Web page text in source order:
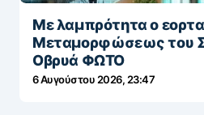
Με λαμπρότητα ο
Μεταμορφώσεως του
Οβρυά ΦΩΤΟ
6 Αυγούστου 2026, 23:47